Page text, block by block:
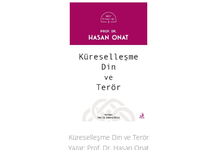
Küreselleşme Din ve Terör
Yazar: Prof. Dr. Hasan Onat